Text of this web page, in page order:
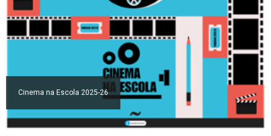
Cinema na Escola 2025-26